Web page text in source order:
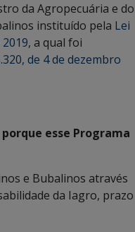
da Agropecuária e do
instituído pela Lei
, a qual foi
de 4 de dezembro
esse Programa
e Bubalinos através
da Iagro, prazo